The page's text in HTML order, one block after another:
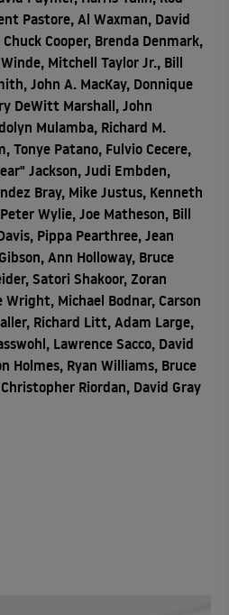
Pastore, Al Waxman, David
Cooper, Brenda Denmark,
Mitchell Taylor Jr., Bill
John A. MacKay, Donnique
DeWitt Marshall, John
Mulamba, Richard M.
Tonye Patano, Fulvio Cecere,
Jackson, Judi Embden,
Bray, Mike Justus, Kenneth
Wylie, Joe Matheson, Bill
Pippa Pearthree, Jean
Ann Holloway, Bruce
Satori Shakoor, Zoran
Michael Bodnar, Carson
Richard Litt, Adam Large,
Lawrence Sacco, David
Holmes, Ryan Williams, Bruce
Riordan, David Gray